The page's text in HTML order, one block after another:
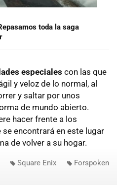
toda la saga
especiales con las que
y veloz de lo normal, al
y saltar por unos
de mundo abierto.
hacer frente a los
encontrará en este lugar
de volver a su hogar.
Square Enix Forspoken